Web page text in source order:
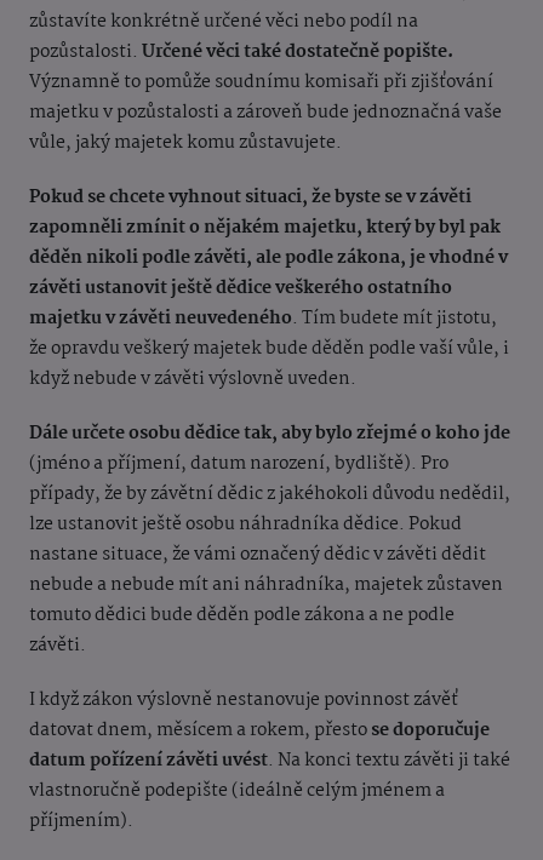
zůstavíte konkrétně určené věci nebo podíl na
pozůstalosti. Určené věci také dostatečně popište.
Významně to pomůže soudnímu komisaři při zjišťování
majetku v pozůstalosti a zároveň bude jednoznačná vaše
vůle, jaký majetek komu zůstavujete.
Pokud se chcete vyhnout situaci, že byste se v závěti
zapomněli zmínit o nějakém majetku, který by byl pak
děděn nikoli podle závěti, ale podle zákona, je vhodné v
závěti ustanovit ještě dědiceveškerého ostatního
majetku v závěti neuvedeného. Tím budete mít jistotu,
že opravdu veškerý majetek bude děděn podle vaší vůle, i
když nebude v závěti výslovně uveden.
Dále určete osobu dědice tak, aby bylo zřejmé o koho jde
(jméno a příjmení, datum narození, bydliště). Pro
případy, že by závětní dědic z jakéhokoli důvodu nedědil,
lze ustanovit ještě osobu náhradníka dědice. Pokud
nastane situace, že vámi označený dědic v závěti dědit
nebude a nebude mít ani náhradníka, majetek zůstaven
tomuto dědici bude děděn podle zákona a ne podle
závěti.
I když zákon výslovně nestanovuje povinnost závěť
datovat dnem, měsícem a rokem, přestose doporučuje
datum pořízení závěti uvést. Na konci textu závěti ji také
vlastnoručně podepište (ideálně celým jménem a
příjmením).